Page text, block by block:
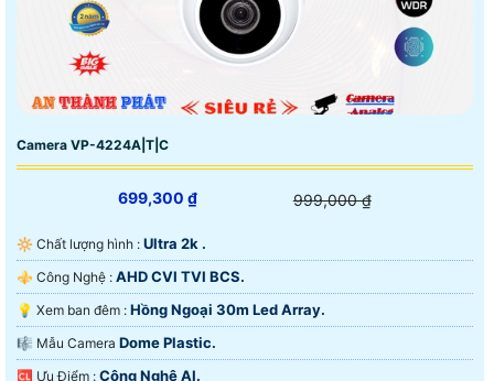
Camera VP-4224A|T|C
699,300 ₫ 999,000 ₫
🔆 Chất lượng hình : Ultra 2k .
⚜️ Công Nghệ : AHD CVI TVI BCS.
💡 Xem ban đêm : Hồng Ngoại 30m Led Array.
🎼️ Mẫu Camera Dome Plastic.
️🆑 Ưu Điểm : Công Nghệ AI.